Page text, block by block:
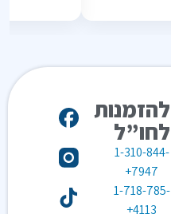
להזמנות
לחו”ל
1-310-844-
7947+
1-718-785-
4113+